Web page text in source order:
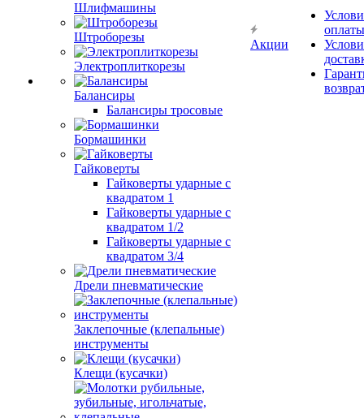
Шлифмашины
Штроборезы
Электроплиткорезы
Балансиры
Балансиры тросовые
Бормашинки
Гайковерты
Гайковерты ударные с
квадратом 1
Гайковерты ударные с
квадратом 1/2
Гайковерты ударные с
квадратом 3/4
Дрели пневматические
Заклепочные (клепальные)
инструменты
Клещи (кусачки)
Акции
оплаты